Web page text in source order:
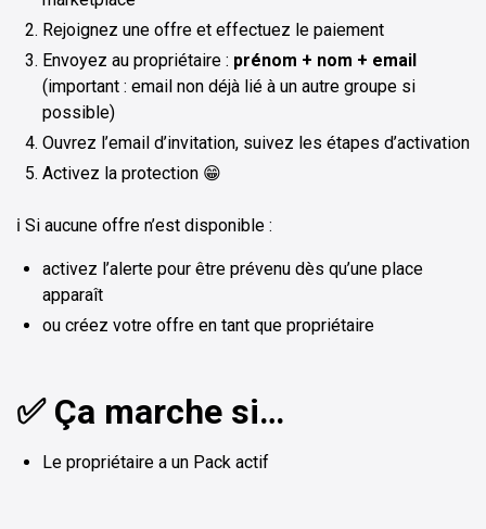
Rejoignez une offre et effectuez le paiement
Envoyez au propriétaire : prénom + nom + email
(important : email non déjà lié à un autre groupe si
possible)
Ouvrez l’email d’invitation, suivez les étapes d’activation
Activez la protection 😁
ℹ️ Si aucune offre n’est disponible :
activez l’alerte pour être prévenu dès qu’une place
apparaît
ou créez votre offre en tant que propriétaire
✅ Ça marche si…
Le propriétaire a un Pack actif